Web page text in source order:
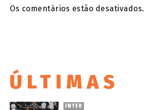
Os comentários estão desativados.
ÚLTIMAS
INTER